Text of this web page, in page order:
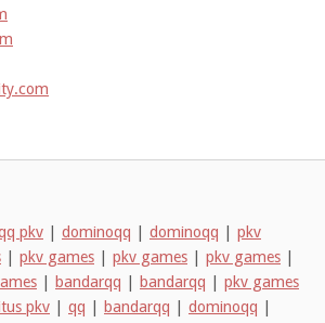
pkv | dominoqq | dominoqq | pkv
| pkv games | pkv games | pkv games |
| bandarqq | bandarqq | pkv games
pkv | qq | bandarqq | dominoqq |